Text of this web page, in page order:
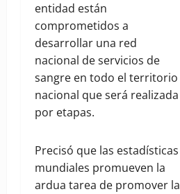
entidad están
comprometidos a
desarrollar una red
nacional de servicios de
sangre en todo el territorio
nacional que será realizada
por etapas.
Precisó que las estadísticas
mundiales promueven la
ardua tarea de promover la